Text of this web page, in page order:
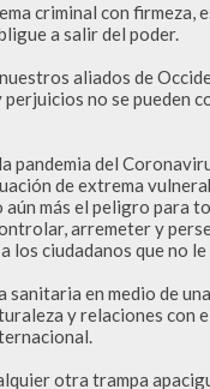
criminal con firmeza,
a salir del poder.
aliados de
no se pueden
pandemia del
de extrema
más el peligro para
arremeter y
ciudadanos que no
en medio de
y relaciones con
otra trampa